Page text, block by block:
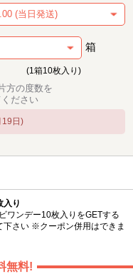
箱
(1箱10枚入り)
方の度数を
ください
19日)
入り
ワンデー10枚入りをGETする
さい ※クーポン併用はできま
無料!